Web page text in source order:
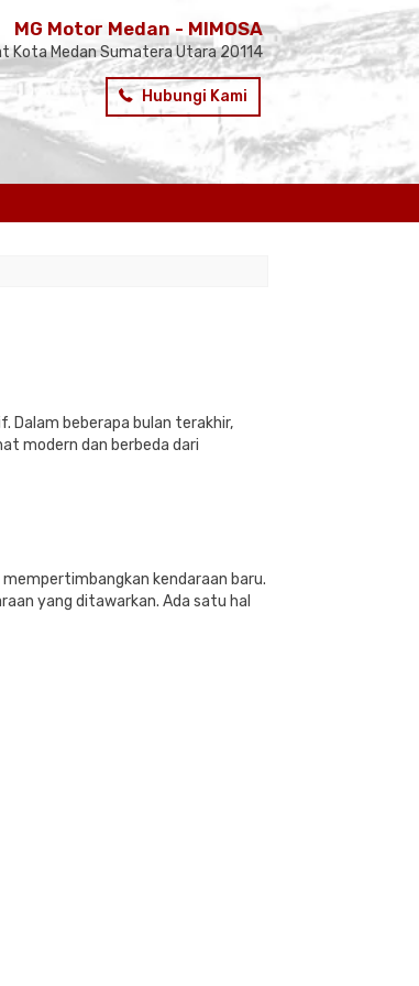
MG Motor Medan - MIMOSA
Kota Medan Sumatera Utara 20114
Hubungi Kami
Dalam beberapa bulan terakhir,
modern dan berbeda dari
mempertimbangkan kendaraan baru.
yang ditawarkan. Ada satu hal